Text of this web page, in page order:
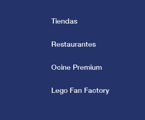
Tiendas
Restaurantes
Ocine Premium
Lego Fan Factory